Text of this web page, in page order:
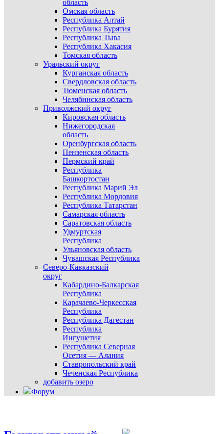
область
Омская область
Республика Алтай
Республика Бурятия
Республика Тыва
Республика Хакасия
Томская область
Уральский округ
Курганская область
Свердловская область
Тюменская область
Челябинская область
Приволжский округ
Кировская область
Нижегородская
область
Оренбургская область
Пензенская область
Пермский край
Республика
Башкортостан
Республика Марий Эл
Республика Мордовия
Республика Татарстан
Самарская область
Саратовская область
Удмуртская
Республика
Ульяновская область
Чувашская Республика
Северо-Кавказский
округ
Кабардино-Балкарская
Республика
Карачаево-Черкесская
Республика
Республика Дагестан
Республика
Ингушетия
Республика Северная
Осетия — Алания
Ставропольский край
Чеченская Республика
добавить озеро
Форум